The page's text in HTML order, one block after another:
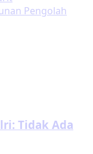
Pengolah
Tidak Ada